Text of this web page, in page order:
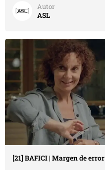
Autor
ASL
[21] BAFICI | Margen de error